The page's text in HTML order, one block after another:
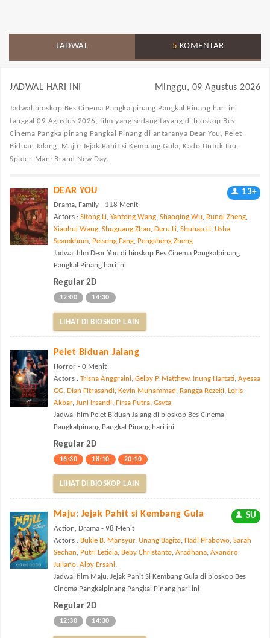
JADWAL 5 KOMENTAR
JADWAL HARI INI Minggu, 09 Agustus 2026
Jadwal bioskop Bes Cinema Pangkalpinang Pangkal Pinang hari ini
tanggal 09 Agustus 2026, film yang sedang tayang di bioskop Bes
Cinema Pangkalpinang Pangkal Pinang di antaranya Dear You, Pelet
Biduan Jalang, Maju: Jejak Pahit si Kembang Gula, Kado Untuk Ibu,
Spider-Man: Brand New Day.
DEAR YOU 13+
Drama, Family - 118 Menit
Actors : Sitong Li, Yantong Wang, Shaoqing Wu, Runqi Zheng,
Xiaohui Wang, Shuguang Zhao, Deru Li, Shuhao Li, Usha
Seamkhum, Peisong Fang, Pengsheng Zheng
Jadwal film Dear You di bioskop Bes Cinema Pangkalpinang
Pangkal Pinang hari ini
Regular 2D
12:00 14:30
LIHAT DI BIOSKOP LAIN
Pelet Biduan Jalang
Horror - 0 Menit
Actors : Trisna Anggraini, Gelby P. Matthew, Inung Hartati, Ayesaa
GG, Dian Fitrasandi, Kevin Muhammad , Rangga Rezeki, Loris
Akbar, Juni Irsandi, Firsa Putra, Gsvta
Jadwal film Pelet Biduan Jalang di bioskop Bes Cinema
Pangkalpinang Pangkal Pinang hari ini
Regular 2D
16:30 18:10 20:10
LIHAT DI BIOSKOP LAIN
Maju: Jejak Pahit si Kembang Gula SU
Action, Drama - 98 Menit
Actors : Bukie B. Mansyur, Unang Bagito, Hadi Prabowo, Sarah
Sechan, Putri Leticia, Beby Christanto, Aradhana, Axandro
Juliano, Alby Ersani.
Jadwal film Maju: Jejak Pahit Si Kembang Gula di bioskop Bes
Cinema Pangkalpinang Pangkal Pinang hari ini
Regular 2D
12:30 14:30